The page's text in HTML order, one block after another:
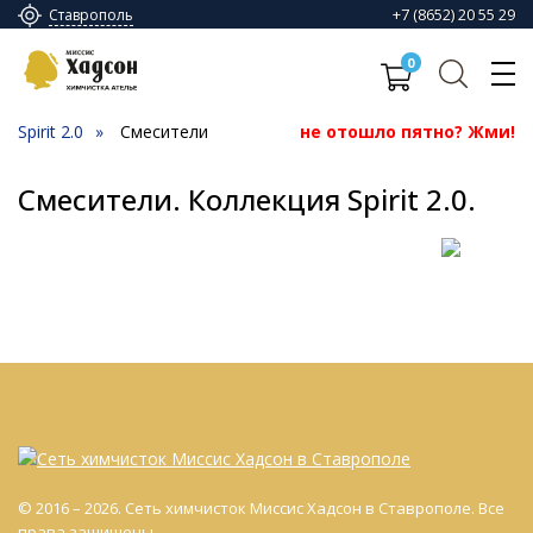
+7 (8652) 20 55 29
Ставрополь
0
не отошло пятно? Жми!
Spirit 2.0 Смесители
Смесители. Коллекция Spirit 2.0.
© 2016 – 2026. Сеть химчисток Миссис Хадсон в Ставрополе. Все